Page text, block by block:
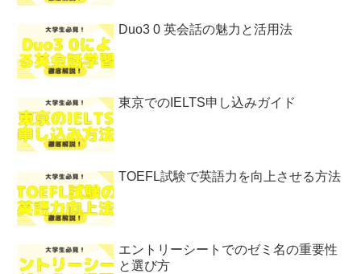
Duo3 0 英会話の魅力と活用法
東京でのIELTS申し込みガイド
TOEFL試験で英語力を向上させる方法
エントリーシートでのゼミ名の重要性
と選び方